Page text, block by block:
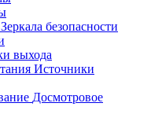
Зеркала безопасности
выхода
Источники
Досмотровое